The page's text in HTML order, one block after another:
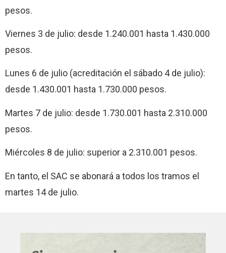
pesos.
Viernes 3 de julio: desde 1.240.001 hasta 1.430.000
pesos.
Lunes 6 de julio (acreditación el sábado 4 de julio):
desde 1.430.001 hasta 1.730.000 pesos.
Martes 7 de julio: desde 1.730.001 hasta 2.310.000
pesos.
Miércoles 8 de julio: superior a 2.310.001 pesos.
En tanto, el SAC se abonará a todos los tramos el
martes 14 de julio.